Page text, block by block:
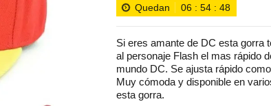
Quedan 06 :54 :47
Si eres amante de DC esta gorra
al personaje Flash el mas rápido
mundo DC. Se ajusta rápido
Muy cómoda y disponible en
esta gorra.